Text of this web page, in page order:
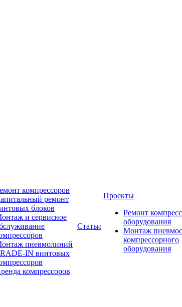
компрессоров
ремонт
блоков
и сервисное
пневмолиний
IN винтовых
компрессоров
Статьи
Проекты
Ремонт
оборудования
Монтаж
компрессорного
оборудования